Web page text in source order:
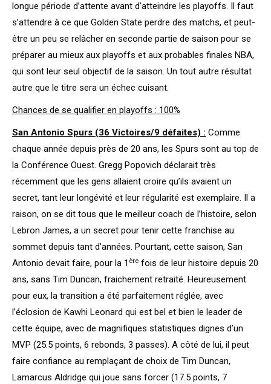
longue période d’attente avant d’atteindre les playoffs. Il faut
s’attendre à ce que Golden State perdre des matchs, et peut-
être un peu se relâcher en seconde partie de saison pour se
préparer au mieux aux playoffs et aux probables finales NBA,
qui sont leur seul objectif de la saison. Un tout autre résultat
autre que le titre sera un échec cuisant.
Chances de se qualifier en playoffs : 100%
San Antonio Spurs (36 Victoires/9 défaites) : Comme
chaque année depuis près de 20 ans, les Spurs sont au top de
la Conférence Ouest. Gregg Popovich déclarait très
récemment que les gens allaient croire qu’ils avaient un
secret, tant leur longévité et leur régularité est exemplaire. Il a
raison, on se dit tous que le meilleur coach de l’histoire, selon
Lebron James, a un secret pour tenir cette franchise au
sommet depuis tant d’années. Pourtant, cette saison, San
Antonio devait faire, pour la 1 ère fois de leur histoire depuis 20
ans, sans Tim Duncan, fraichement retraité. Heureusement
pour eux, la transition a été parfaitement réglée, avec
l’éclosion de Kawhi Leonard qui est bel et bien le leader de
cette équipe, avec de magnifiques statistiques dignes d’un
MVP (25.5 points, 6 rebonds, 3 passes). A côté de lui, il peut
faire confiance au remplaçant de choix de Tim Duncan,
Lamarcus Aldridge qui joue sans forcer (17.5 points, 7